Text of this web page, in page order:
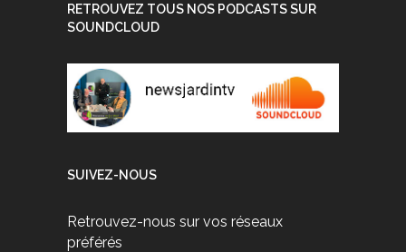
RETROUVEZ TOUS NOS PODCASTS SUR
SOUNDCLOUD
SUIVEZ-NOUS
Retrouvez-nous sur vos réseaux
préférés